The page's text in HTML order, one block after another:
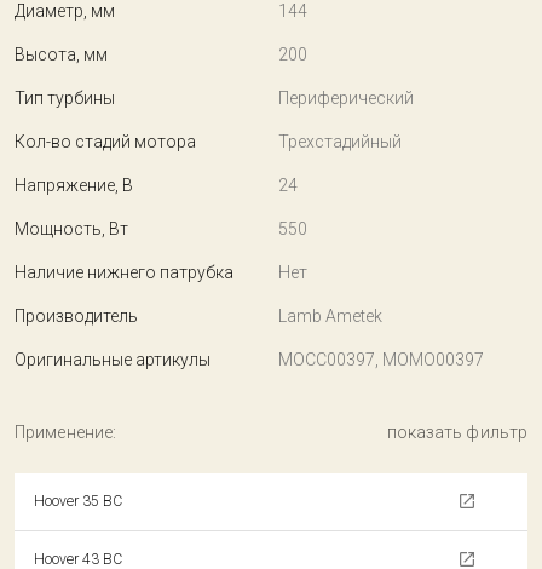
Диаметр, мм 144
Высота, мм 200
Тип турбины Периферический
Кол-во стадий мотора Трехстадийный
Напряжение, В 24
Мощность, Вт 550
Наличие нижнего патрубка Нет
Производитель Lamb Ametek
Оригинальные артикулы MOCC00397, MOMO00397
Применение: показать фильтр
Hoover 35 BC
Hoover 43 BC